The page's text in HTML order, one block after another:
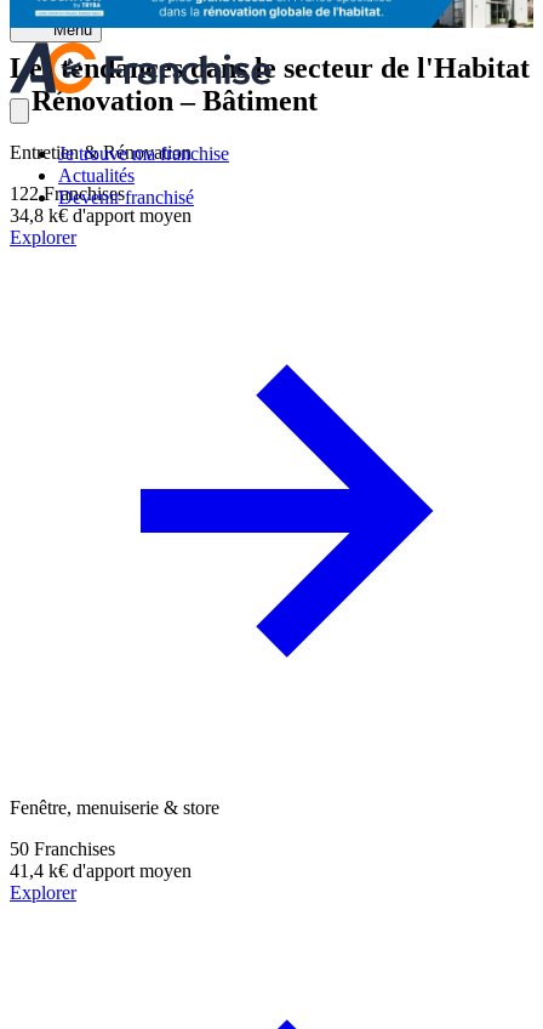
Menu
Je trouve ma franchise
Actualités
Devenir franchisé
Les tendances dans le secteur de l'Habitat
– Rénovation – Bâtiment
Entretien & Rénovation
122Franchises
34,8 k€ d'apport moyen
Explorer
Fenêtre, menuiserie & store
50 Franchises
41,4 k€ d'apport moyen
Explorer